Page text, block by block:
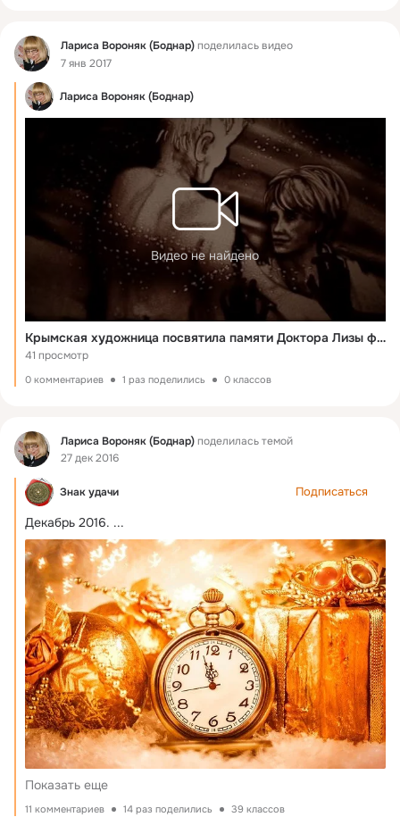
Фид Лариса Вороняк (Боднар)поделилась видео
7 янв 2017
Лариса Вороняк (Боднар)
Видео не найдено
Крымская художница посвятила памяти Доктора Лизы фильм из песка
41 просмотр
0 комментариев 1 раз поделились 0 классов
Фид Лариса Вороняк (Боднар)поделилась темой
27 дек 2016
Знак удачи Подписаться
Декабрь 2016. ...
Показать еще
11 комментариев 14 раз поделились 39 классов